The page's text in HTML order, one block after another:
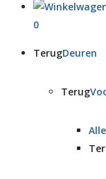
0
TerugDeuren
Terug